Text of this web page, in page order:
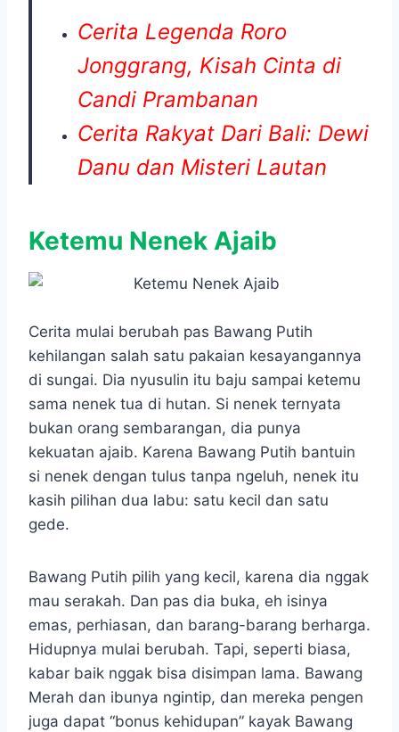
Cerita Legenda Roro
Jonggrang, Kisah Cinta di
Candi Prambanan
Cerita Rakyat Dari Bali: Dewi
Danu dan Misteri Lautan
Ketemu Nenek Ajaib
Cerita mulai berubah pas Bawang Putih
kehilangan salah satu pakaian kesayangannya
di sungai. Dia nyusulin itu baju sampai ketemu
sama nenek tua di hutan. Si nenek ternyata
bukan orang sembarangan, dia punya
kekuatan ajaib. Karena Bawang Putih bantuin
si nenek dengan tulus tanpa ngeluh, nenek itu
kasih pilihan dua labu: satu kecil dan satu
gede.
Bawang Putih pilih yang kecil, karena dia nggak
mau serakah. Dan pas dia buka, eh isinya
emas, perhiasan, dan barang-barang berharga.
Hidupnya mulai berubah. Tapi, seperti biasa,
kabar baik nggak bisa disimpan lama. Bawang
Merah dan ibunya ngintip, dan mereka pengen
juga dapat “bonus kehidupan” kayak Bawang